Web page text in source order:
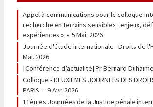
Appel à communications pour le colloque
recherche en terrains sensibles : enjeux,
expériences »- 5 Mai. 2026
Journée d'étude internationale - Droits de
Mai. 2026
[Conférence d’actualité] Pr Bernard Duhaime
Colloque - DEUXIÈMES JOURNEES DES
PARIS - 9 Avr. 2026
11èmes Journées de la Justice pénale